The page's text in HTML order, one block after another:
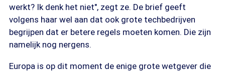
werkt? Ik denk het niet", zegt ze. De brief geeft
volgens haar wel aan dat ook grote techbedrijven
begrijpen dat er betere regels moeten komen. Die zijn
namelijk nog nergens.
Europa is op dit moment de enige grote wetgever die